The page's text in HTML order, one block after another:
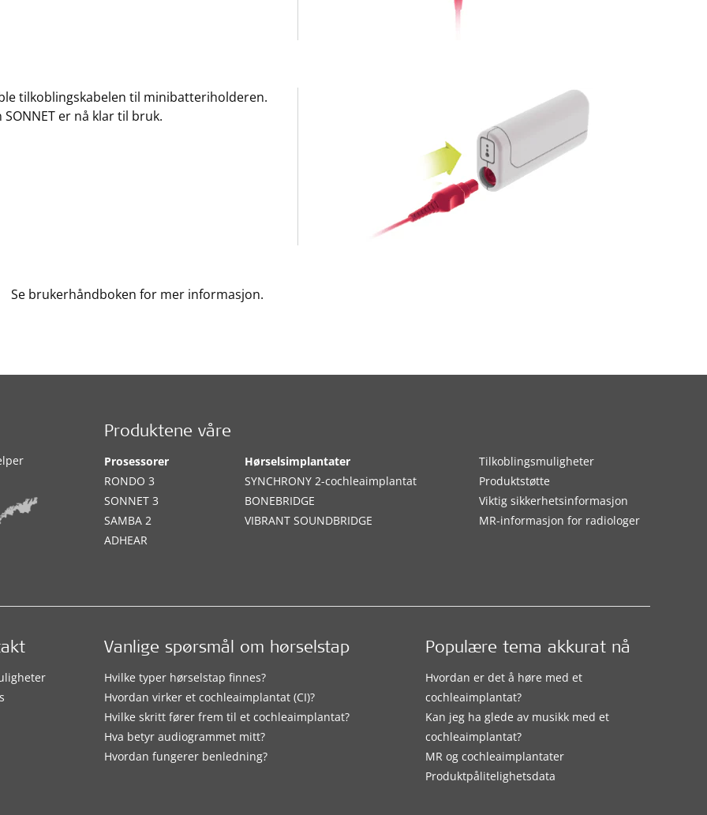
tilkoblingskabelen til minibatteriholderen.
SONNET er nå klar til bruk.
Se brukerhåndboken for mer informasjon.
Produktene våre
Prosessorer
RONDO 3
SONNET 3
SAMBA 2
ADHEAR
Hørselsimplantater
SYNCHRONY 2-cochleaimplantat
BONEBRIDGE
VIBRANT SOUNDBRIDGE
Tilkoblingsmuligheter
Produktstøtte
Viktig sikkerhetsinformasjon
MR-informasjon for radiologer
Vanlige spørsmål om hørselstap
Hvilke typer hørselstap finnes?
Hvordan virker et cochleaimplantat (CI)?
Hvilke skritt fører frem til et cochleaimplantat?
Hva betyr audiogrammet mitt?
Hvordan fungerer benledning?
Populære tema akkurat nå
Hvordan er det å høre med et
cochleaimplantat?
Kan jeg ha glede av musikk med et
cochleaimplantat?
MR og cochleaimplantater
Produktpålitelighetsdata